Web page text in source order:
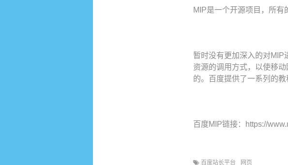
MIP是一个开源项目，所有
暂时没有更加深入的对MIP
资源的调用方式，以使移
的。百度提供了一系列的教
百度MIP链接：https://
百度站长平台 网页